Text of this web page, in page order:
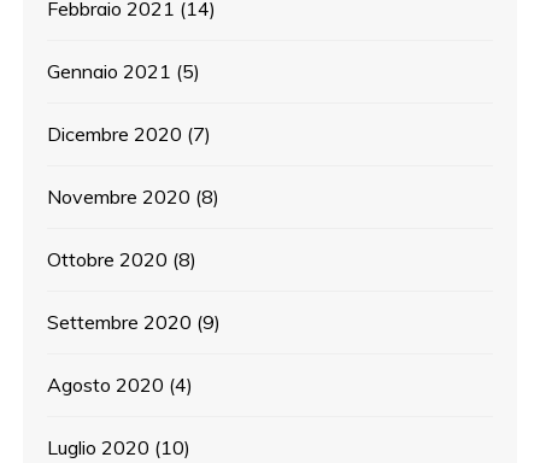
Febbraio 2021 (14)
Gennaio 2021 (5)
Dicembre 2020 (7)
Novembre 2020 (8)
Ottobre 2020 (8)
Settembre 2020 (9)
Agosto 2020 (4)
Luglio 2020 (10)